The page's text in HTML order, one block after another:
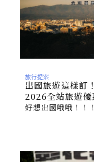
旅行提案
出國旅遊這樣訂
2026全站旅遊
好想出國哦哦！